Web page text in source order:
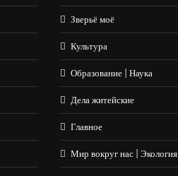
Зверьё моё
Культура
Образование | Наука
Дела житейские
Главное
Мир вокруг нас | Экология